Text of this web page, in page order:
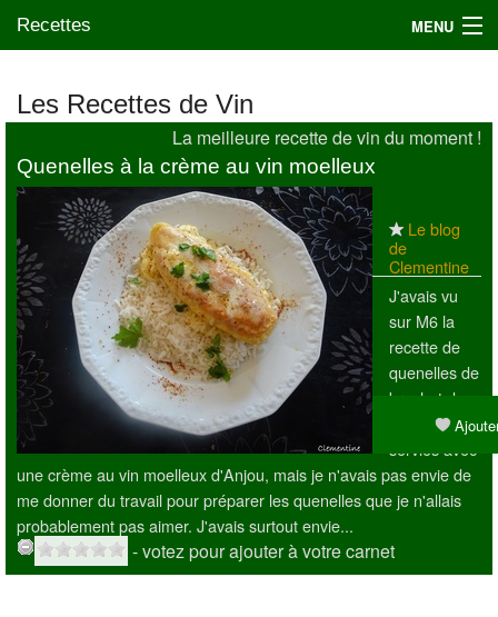
Recettes MENU
Les Recettes de Vin
La meilleure recette de vin du moment !
Quenelles à la crème au vin moelleux
Le blog
de
Clementine
J'avais vu
sur M6 la
recette de
quenelles de
brochet de
Cyril Lignac,
servies avec
une crème au vin moelleux d'Anjou, mais je n'avais pas envie de
me donner du travail pour préparer les quenelles que je n'allais
probablement pas aimer. J'avais surtout envie...
- votez pour ajouter à votre carnet